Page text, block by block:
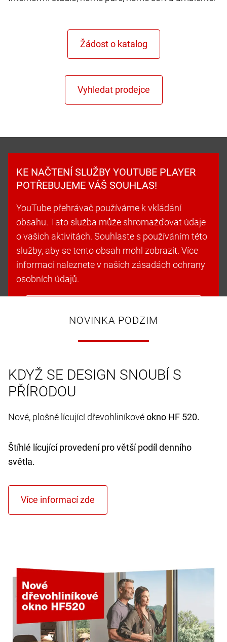
KE NAČTENÍ SLUŽBY YOUTUBE PLAYER
POTŘEBUJEME VÁŠ SOUHLAS!
YouTube přehrávač používáme k vkládání
obsahu. Tato služba může shromažďovat údaje
o vašich aktivitách. Souhlaste s používáním této
služby, aby se tento obsah mohl zobrazit. Více
informací naleznete v našich zásadách ochrany
osobních údajů.
NOVINKA PODZIM
KDYŽ SE DESIGN SNOUBÍ S
PŘÍRODOU
Nové, plošně lícující dřevohliníkovéokno HF 520.
Štíhlé lícující provedení pro větší podíl denního
světla.